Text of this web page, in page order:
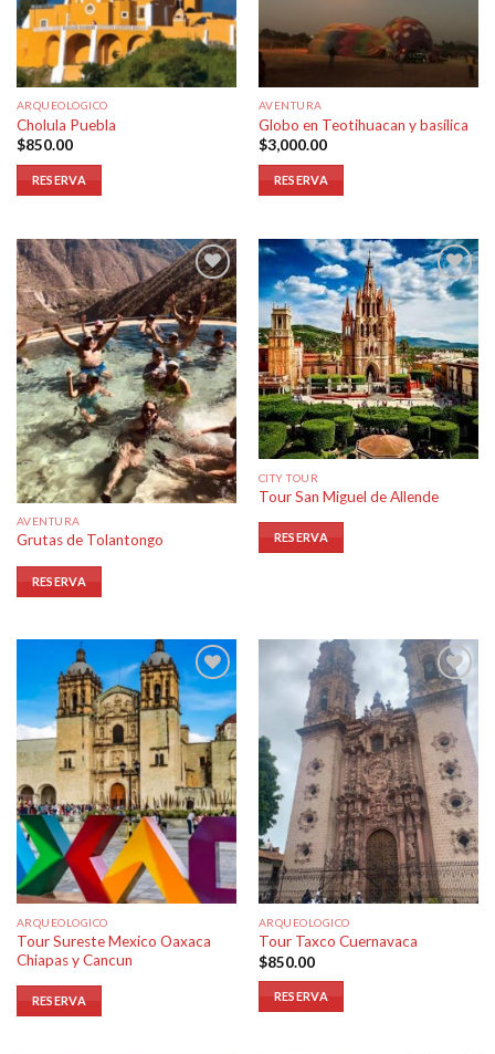
ARQUEOLOGICO
Cholula Puebla
$850.00
RESERVA
AVENTURA
Globo en Teotihuacan y basílica
$3,000.00
RESERVA
Añadir
a la
lista de
deseos
AVENTURA
Grutas de Tolantongo
RESERVA
Añadir
lista de
deseos
CITY TOUR
Tour San Miguel de Allende
RESERVA
Añadir
a la
lista de
deseos
ARQUEOLOGICO
Tour Sureste Mexico Oaxaca
Chiapas y Cancun
RESERVA
Añadir
a la
lista de
deseos
ARQUEOLOGICO
Tour Taxco Cuernavaca
$850.00
RESERVA